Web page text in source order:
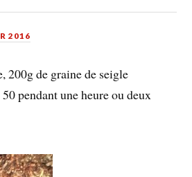
2016
200g de graine de seigle
pendant une heure ou deux